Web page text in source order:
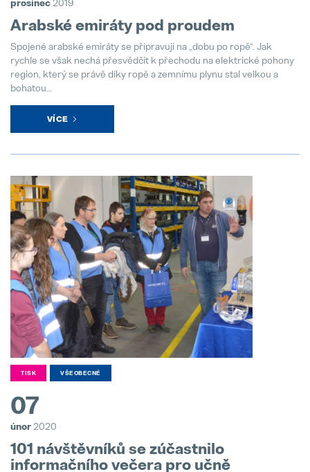
prosinec 2019
Arabské emiráty pod proudem
Spojené arabské emiráty se připravují na „dobu po ropě“. Jak
rychle se však nechá přesvědčit k přechodu na elektrické pohony
region, který se právě díky ropě a zemnímu plynu stal velkou a
bohatou…
VÍCE
TISK VŠEOBECNÉ
07
únor 2020
101 návštěvníků se zúčastnilo
informačního večera pro učně